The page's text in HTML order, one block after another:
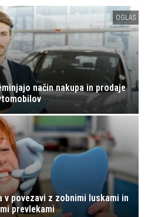
OGLAS
način nakupa in prodaje
v povezavi z zobnimi luskami in
prevlekami